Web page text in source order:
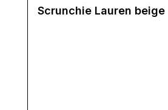
Scrunchie Lauren beige